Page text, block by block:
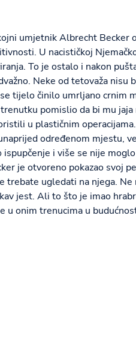
umjetnik Albrecht Becker
U nacističkoj
To je ostalo i nakon
Neke od tetovaža nisu
tijelo činilo umrljano crnim
pomislio da bi mu
u plastičnim
određenom mjestu,
ispupčenje i više se nije
je otvoreno pokazao svoj
trebate ugledati na njega.
jest. Ali to što je imao
u onim trenucima u